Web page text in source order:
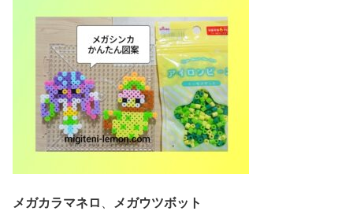
メガカラマネロ メガウツボット